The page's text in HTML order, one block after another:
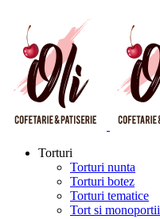
Torturi
Torturi nunta
Torturi botez
Torturi tematice
Tort si monoportii